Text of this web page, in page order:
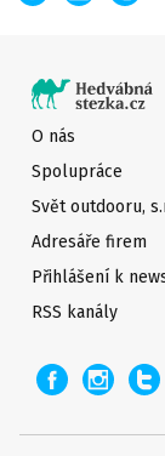
O nás
Spolupráce
Svět outdooru,
Adresáře firem
Přihlášení k
RSS kanály